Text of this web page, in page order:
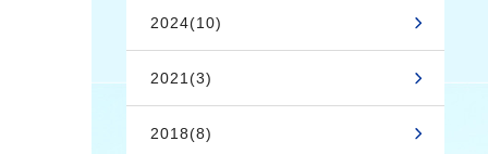
2024(10)
2021(3)
2018(8)